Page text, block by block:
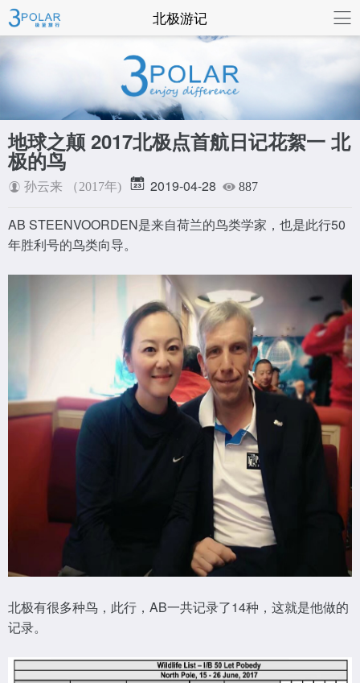
北极游记
地球之颠 2017北极点首航日记花絮一 北
极的鸟
孙云来 （2017年) 2019-04-28 887
AB STEENVOORDEN是来自荷兰的鸟类学家，也是此行50
年胜利号的鸟类向导。
北极有很多种鸟，此行，AB一共记录了14种，这就是他做的
记录。
联系我们